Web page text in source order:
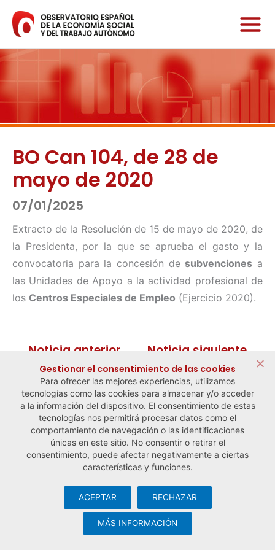
contenido
BO Can 104, de 28 de
mayo de 2020
07/01/2025
Extracto de la Resolución de 15 de mayo de 2020, de
la Presidenta, por la que se aprueba el gasto y la
convocatoria para la concesión de subvenciones a
las Unidades de Apoyo a la actividad profesional de
los Centros Especiales de Empleo (Ejercicio 2020).
← Noticia anterior Noticia siguiente →
© Observatorio Español de la Economía Social y del Trabajo
Aviso legal y política de privacidad
cookies· Desarrollo web:Visualco
Gestionar el consentimiento de las cookies
Para ofrecer las mejores experiencias, utilizamos
tecnologías como las cookies para almacenar y/o acceder
a la información del dispositivo. El consentimiento de estas
tecnologías nos permitirá procesar datos como el
comportamiento de navegación o las identificaciones
únicas en este sitio. No consentir o retirar el
consentimiento, puede afectar negativamente a ciertas
características y funciones.
ACEPTAR RECHAZAR
MÁS INFORMACIÓN